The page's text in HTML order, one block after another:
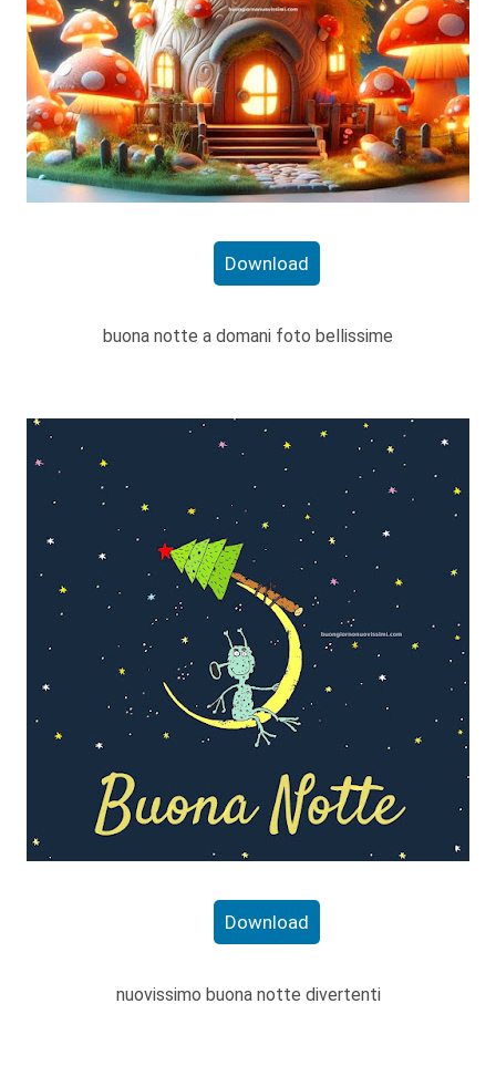
Download
buona notte a domani foto bellissime
Download
nuovissimo buona notte divertenti